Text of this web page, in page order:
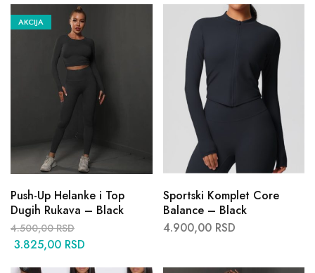
AKCIJA
Push-Up Helanke i Top
Dugih Rukava – Black
4.500,00RSD
3.825,00 RSD
Sportski Komplet Core
Balance – Black
4.900,00 RSD